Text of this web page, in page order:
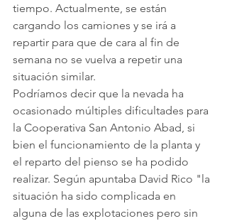
tiempo. Actualmente, se están
cargando los camiones y se irá a
repartir para que de cara al fin de
semana no se vuelva a repetir una
situación similar.
Podríamos decir que la nevada ha
ocasionado múltiples dificultades para
la Cooperativa San Antonio Abad, si
bien el funcionamiento de la planta y
el reparto del pienso se ha podido
realizar. Según apuntaba David Rico "la
situación ha sido complicada en
alguna de las explotaciones pero sin